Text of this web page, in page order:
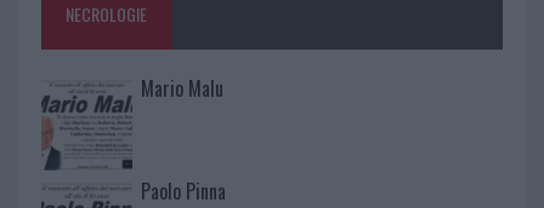
NECROLOGIE
Mario Malu
Paolo Pinna